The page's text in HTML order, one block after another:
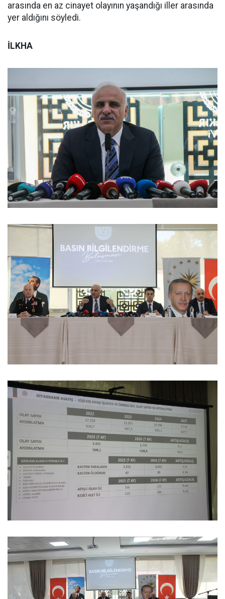
arasında en az cinayet olayının yaşandığı iller arasında
yer aldığını söyledi.
İLKHA